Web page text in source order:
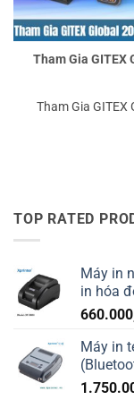
Tham Gia GITEX
Tham Gia
TOP RATED
Máy in
in hóa
Máy in